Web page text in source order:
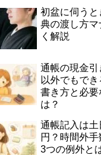
初盆に伺う
典の渡し方マ
く解説
通帳の現金引
以外でもで
書き方と必
は？
通帳記入は
円？時間外
3つの例外と